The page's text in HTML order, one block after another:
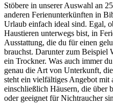
Stöbere in unserer Auswahl an
anderen Ferienunterkünften in
Urlaub einfach ideal sind. Egal,
Haustieren unterwegs bist, in
Ausstattung, die du für einen
brauchst. Darunter zum Beispiel
ein Trockner. Was auch immer
genau die Art von Unterkunft,
steht ein vielfältiges Angebot
einschließlich Häusern, die über
oder geeignet für Nichtraucher